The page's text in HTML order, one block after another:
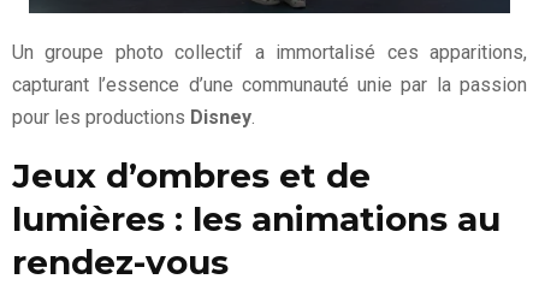
Un groupe photo collectif a immortalisé ces apparitions,
capturant l’essence d’une communauté unie par la passion
pour les productions Disney.
Jeux d’ombres et de
lumières : les animations au
rendez-vous